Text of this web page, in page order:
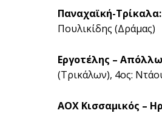
Παναχαϊκή-Τρίκαλα:
Πουλικίδης (Δράμας)
Εργοτέλης –
(Τρικάλων), 4ος:
ΑΟΧ Κισσαμικός –